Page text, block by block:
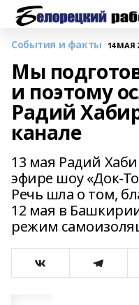
События и факты 14 МАЯ
Мы
и поэтому
Радий
канале
13 мая Радий
эфире шоу «Док-
Речь шла о том,
12 мая в
режим